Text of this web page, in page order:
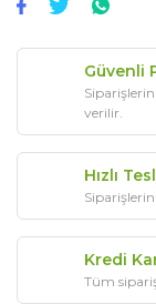
Güvenli
verilir.
Hızlı
Kredi
Tüm